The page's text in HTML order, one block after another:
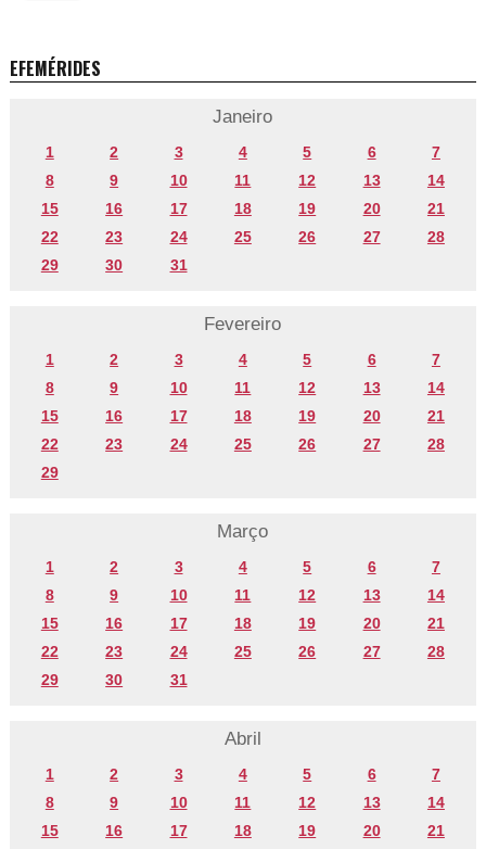
EFEMÉRIDES
Janeiro
1 2 3 4 5 6
7
8
9 10 11 12 13
14
15
16 17 18 19 20
21
22
23 24 25 26 27
28
29
30 31
Fevereiro
1 2 3 4 5 6
7
8
9 10 11 12 13
14
15
16 17 18 19 20
21
22
23 24 25 26 27
28
29
Março
1 2 3 4 5 6
7
8
9 10 11 12 13
14
15
16 17 18 19 20
21
22
23 24 25 26 27
28
29
30 31
Abril
1 2 3 4 5 6
7
8
9 10 11 12 13
14
15
16 17 18 19 20
21